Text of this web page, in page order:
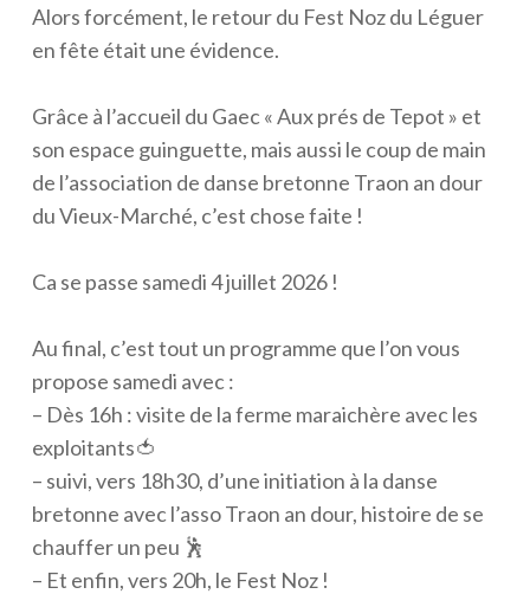
Alors forcément, le retour du Fest Noz du Léguer
en fête était une évidence.
Grâce à l’accueil du Gaec « Aux prés de Tepot » et
son espace guinguette, mais aussi le coup de main
de l’association de danse bretonne Traon an dour
du Vieux-Marché, c’est chose faite !
Ca se passe samedi 4 juillet 2026 !
Au final, c’est tout un programme que l’on vous
propose samedi avec :
– Dès 16h : visite de la ferme maraichère avec les
exploitants🍅
– suivi, vers 18h30, d’une initiation à la danse
bretonne avec l’asso Traon an dour, histoire de se
chauffer un peu 🕺
– Et enfin, vers 20h, le Fest Noz !